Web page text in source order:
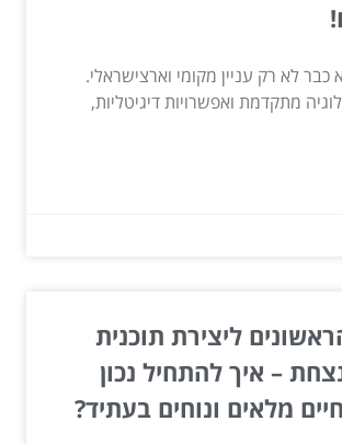
כבר לא רק עניין מקומי וארצישראלי.
מתקדמת ואפשרויות דיגיטליות,
ליצירת תוכנית
– איך להתחיל נכון
מלאים ונוחים בעתיד?